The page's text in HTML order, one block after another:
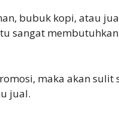
bubuk kopi, atau
sangat
maka akan sulit
jual.